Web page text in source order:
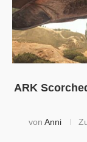
ARK
von Anni